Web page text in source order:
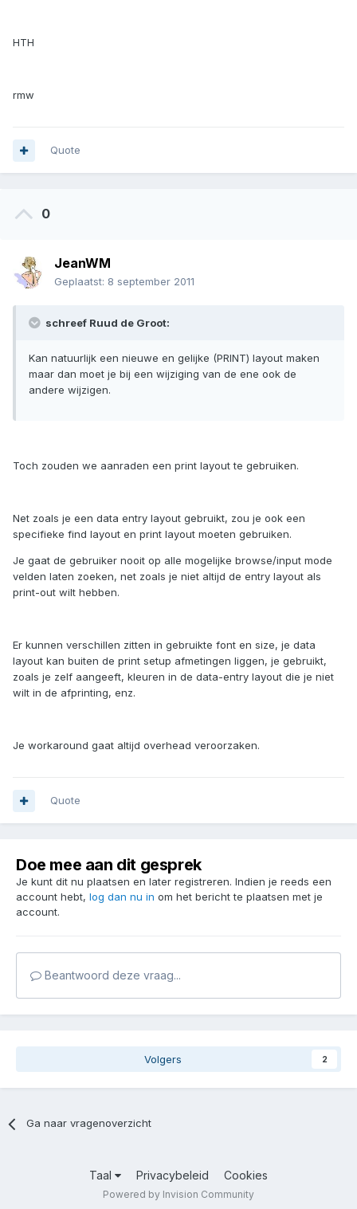
HTH
rmw
Quote
0
JeanWM
Geplaatst: 8 september 2011
schreef Ruud de Groot:
Kan natuurlijk een nieuwe en gelijke (PRINT) layout maken
maar dan moet je bij een wijziging van de ene ook de
andere wijzigen.
Toch zouden we aanraden een print layout te gebruiken.
Net zoals je een data entry layout gebruikt, zou je ook een
specifieke find layout en print layout moeten gebruiken.
Je gaat de gebruiker nooit op alle mogelijke browse/input mode
velden laten zoeken, net zoals je niet altijd de entry layout als
print-out wilt hebben.
Er kunnen verschillen zitten in gebruikte font en size, je data
layout kan buiten de print setup afmetingen liggen, je gebruikt,
zoals je zelf aangeeft, kleuren in de data-entry layout die je niet
wilt in de afprinting, enz.
Je workaround gaat altijd overhead veroorzaken.
Quote
Doe mee aan dit gesprek
Je kunt dit nu plaatsen en later registreren. Indien je reeds een
account hebt, log dan nu in om het bericht te plaatsen met je
account.
Beantwoord deze vraag...
Volgers 2
Ga naar vragenoverzicht
Taal Privacybeleid Cookies
Powered by Invision Community